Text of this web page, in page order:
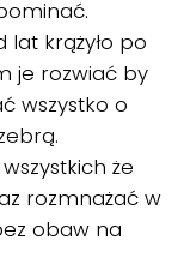
lat krążyło po
je rozwiać by
wszystko o
że
rozmnażać w
obaw na